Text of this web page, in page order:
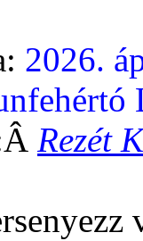
2026.
Rezét